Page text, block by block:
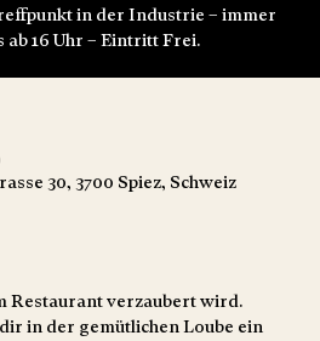
in der Industrie – immer
ab 16 Uhr – Eintritt Frei.
30, 3700 Spiez, Schweiz
Restaurant verzaubert wird.
in der gemütlichen Loube ein